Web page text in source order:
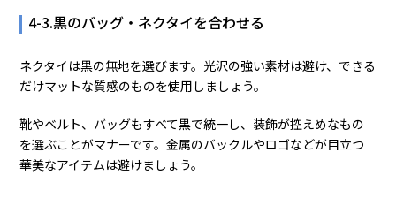
4-3.黒のバッグ・ネクタイを合わせる
ネクタイは黒の無地を選びます。光沢の強い素材は避け、できる
だけマットな質感のものを使用しましょう。
靴やベルト、バッグもすべて黒で統一し、装飾が控えめなもの
を選ぶことがマナーです。金属のバックルやロゴなどが目立つ
華美なアイテムは避けましょう。